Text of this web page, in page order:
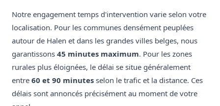
Notre engagement temps d'intervention varie selon votre
localisation. Pour les communes densément peuplées
autour de Halen et dans les grandes villes belges, nous
garantissons 45 minutes maximum. Pour les zones
rurales plus éloignées, le délai se situe généralement
entre 60 et 90 minutes selon le trafic et la distance. Ces
délais sont annoncés précisément au moment de votre